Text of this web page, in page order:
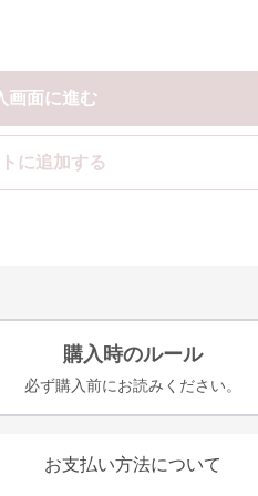
画面に進む
に追加する
購入時のルール
必ず購入前にお読みください。
お支払い方法について